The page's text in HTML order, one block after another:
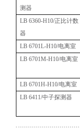
测器
LB 6360-H10/正比计数
器
LB 6701L-H10/电离室
LB 6701M-H10/电离室
LB 6701H-H10/电离室
LB 6411/中子探测器